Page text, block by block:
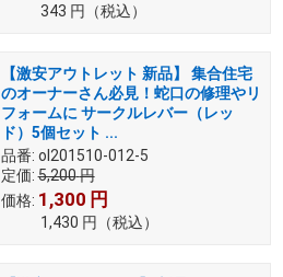
343 円 （税込）
【激安アウトレット 新品】 集合住宅
のオーナーさん必見！蛇口の修理やリ
フォームに サークルレバー（レッ
ド）5個セット ...
品番: ol201510-012-5
定価: 5,200円
価格: 1,300 円
1,430 円 （税込）